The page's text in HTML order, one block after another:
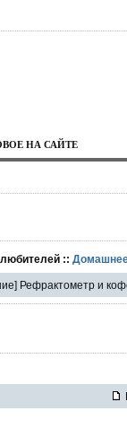
НА САЙТЕ
::
Рефрактометр и